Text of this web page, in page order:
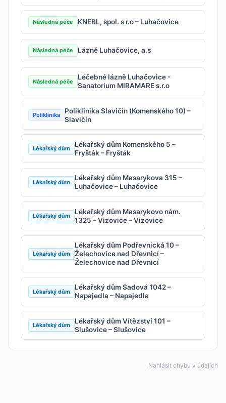
Následná péče KNEBL, spol. s r.o – Luhačovice
Následná péče Lázně Luhačovice, a.s
Následná péče
Léčebné lázně Luhačovice -
Sanatorium MIRAMARE s.r.o
Poliklinika
Poliklinika Slavičín (Komenského 10) –
Slavičín
Lékařský dům
Lékařský dům Komenského 5 –
Fryšták – Fryšták
Lékařský dům
Lékařský dům Masarykova 315 –
Luhačovice – Luhačovice
Lékařský dům
Lékařský dům Masarykovo nám.
1325 – Vizovice – Vizovice
Lékařský dům
Lékařský dům Podřevnická 10 –
Želechovice nad Dřevnicí –
Želechovice nad Dřevnicí
Lékařský dům
Lékařský dům Sadová 1042 –
Napajedla – Napajedla
Lékařský dům
Lékařský dům Vítězství 101 –
Slušovice – Slušovice
Nahlásit chybu v údajích